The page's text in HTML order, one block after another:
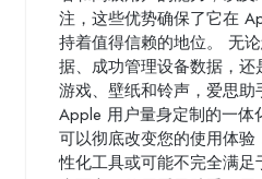
注，这些优势确保了它在
持着值得信赖的地位。 无
据、成功管理设备数据，还
游戏、壁纸和铃声，爱思
Apple 用户量身定制的一体
可以彻底改变您的使用体
性化工具或可能不完全满